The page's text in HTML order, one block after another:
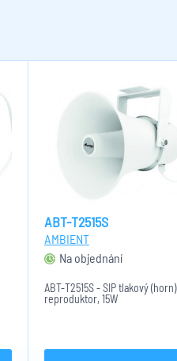
ABT-T2515S
AMBIENT
Na objednání
ABT-T2515S - SIP tlakový (horn)
reproduktor, 15W